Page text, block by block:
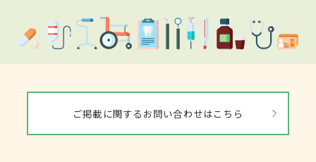
ご掲載に関するお問い合わせはこちら